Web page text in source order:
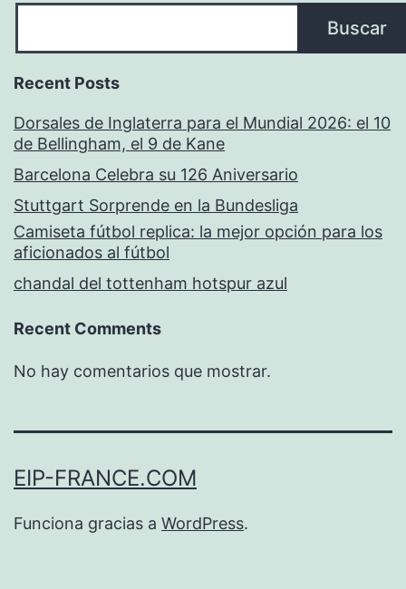
Buscar
Recent Posts
Dorsales de Inglaterra para el Mundial 2026: el 10
de Bellingham, el 9 de Kane
Barcelona Celebra su 126 Aniversario
Stuttgart Sorprende en la Bundesliga
Camiseta fútbol replica: la mejor opción para los
aficionados al fútbol
chandal del tottenham hotspur azul
Recent Comments
No hay comentarios que mostrar.
EIP-FRANCE.COM
Funciona gracias a WordPress.